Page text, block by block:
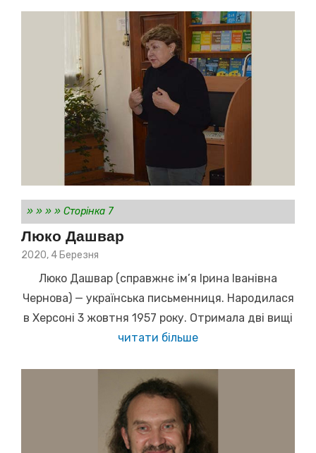
» » » » Сторінка 7
Люко Дашвар
Posted
2020, 4 Березня
Люко Дашвар (справжнє ім’я Ірина Іванівна
Чернова) — українська письменниця. Народилася
в Херсоні 3 жовтня 1957 року. Отримала дві вищі
читати більше